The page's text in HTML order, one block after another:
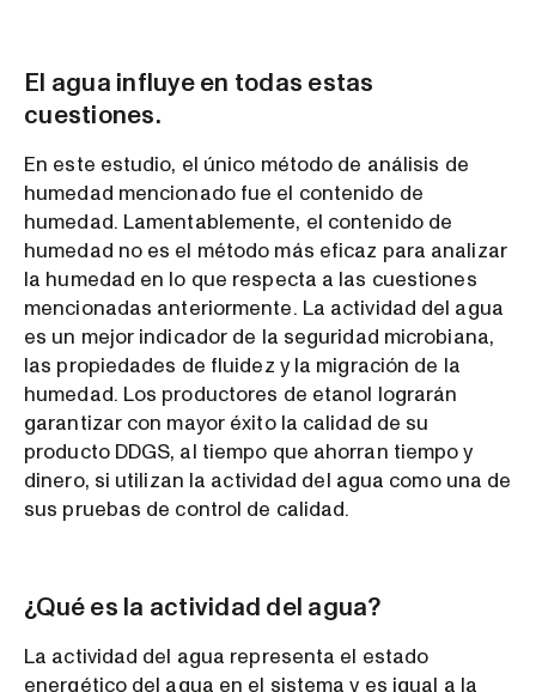
El agua influye en todas estas
cuestiones.
En este estudio, el único método de análisis de
humedad mencionado fue el contenido de
humedad. Lamentablemente, el contenido de
humedad no es el método más eficaz para analizar
la humedad en lo que respecta a las cuestiones
mencionadas anteriormente. La actividad del agua
es un mejor indicador de la seguridad microbiana,
las propiedades de fluidez y la migración de la
humedad. Los productores de etanol lograrán
garantizar con mayor éxito la calidad de su
producto DDGS, al tiempo que ahorran tiempo y
dinero, si utilizan la actividad del agua como una de
sus pruebas de control de calidad.
¿Qué es la actividad del agua?
La actividad del agua representa el estado
energético del agua en el sistema y es igual a la